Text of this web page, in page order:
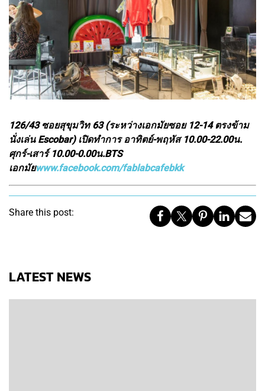
126/43 ซอยสุขุมวิท 63 (ระหว่างเอกมัยซอย 12-14 ตรงข้าม
นั่งเล่น Escobar) เปิดทำการ อาทิตย์-พฤหัส 10.00-22.00น.
ศุกร์-เสาร์ 10.00-0.00น.BTS
เอกมัยwww.facebook.com/fablabcafebkk
Share this post:
LATEST NEWS